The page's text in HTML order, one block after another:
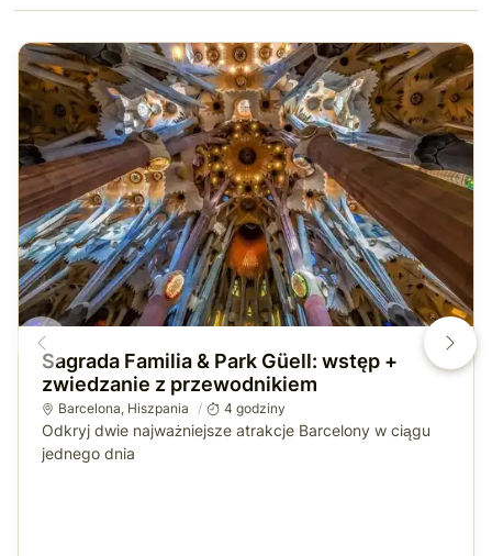
Sagrada Familia & Park Güell: wstęp +
zwiedzanie z przewodnikiem
Barcelona, Hiszpania 4 godziny
Odkryj dwie najważniejsze atrakcje Barcelony w ciągu
jednego dnia